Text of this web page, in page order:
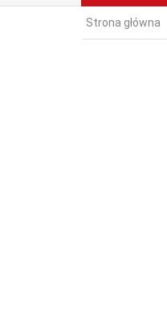
Strona główna